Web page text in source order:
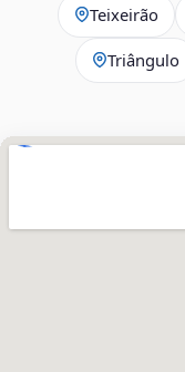
Teixeirão
Triângulo